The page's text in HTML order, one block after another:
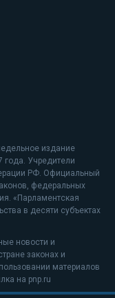
издание
года. Учредители
РФ. Официальный
федеральных
«Парламентская
в десяти субъектах
новости и
законах и
материалов
на pnp.ru